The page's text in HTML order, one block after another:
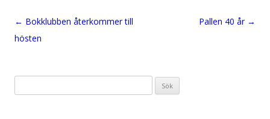
Inläggsnavigering
← Bokklubben återkommer till
hösten
Pallen 40 år →
efter: